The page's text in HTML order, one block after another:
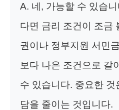
A. 네, 가능할 수 있습
다면 금리 조건이 조금
권이나 정부지원 서민
보다 나은 조건으로 갈
수 있습니다. 중요한
담을 줄이는 것입니다.